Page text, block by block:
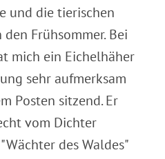
und die tierischen
Frühsommer. Bei
mich ein Eichelhäher
sehr aufmerksam
Posten sitzend. Er
vom Dichter
des Waldes"